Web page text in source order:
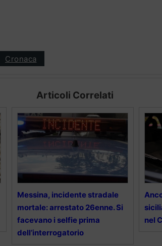
Cronaca
Articoli Correlati
Messina, incidente stradale
mortale: arrestato 26enne. Si
facevano i selfie prima
dell’interrogatorio
nel